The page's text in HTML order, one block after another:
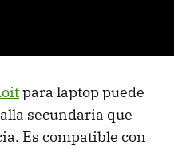
para laptop puede
secundaria que
Es compatible con